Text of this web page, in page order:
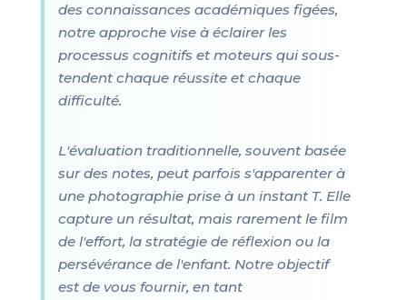
des connaissances académiques figées,
notre approche vise à éclairer les
processus cognitifs et moteurs qui sous-
tendent chaque réussite et chaque
difficulté.
L'évaluation traditionnelle, souvent basée
sur des notes, peut parfois s'apparenter à
une photographie prise à un instant T. Elle
capture un résultat, mais rarement le film
de l'effort, la stratégie de réflexion ou la
persévérance de l'enfant. Notre objectif
est de vous fournir, en tant